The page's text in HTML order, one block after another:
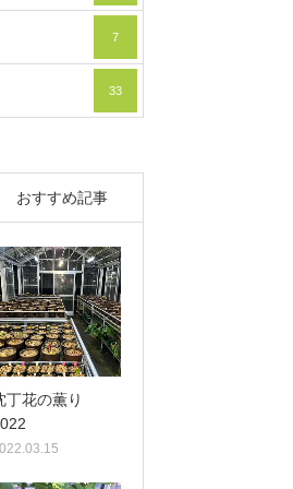
7
33
おすすめ記事
丁花の薫り